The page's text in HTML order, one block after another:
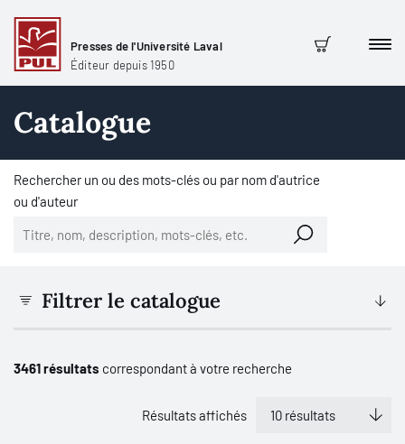
Presses de l'Université Laval
Éditeur depuis 1950
Panier
Catalogue
Rechercher un ou des mots-clés ou par nom d'autrice
ou d'auteur
Filtrer le catalogue
3461 résultats correspondant à votre recherche
Résultats affichés